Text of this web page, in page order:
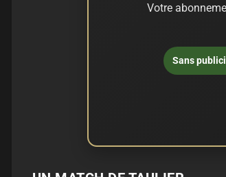
Votre
Sans